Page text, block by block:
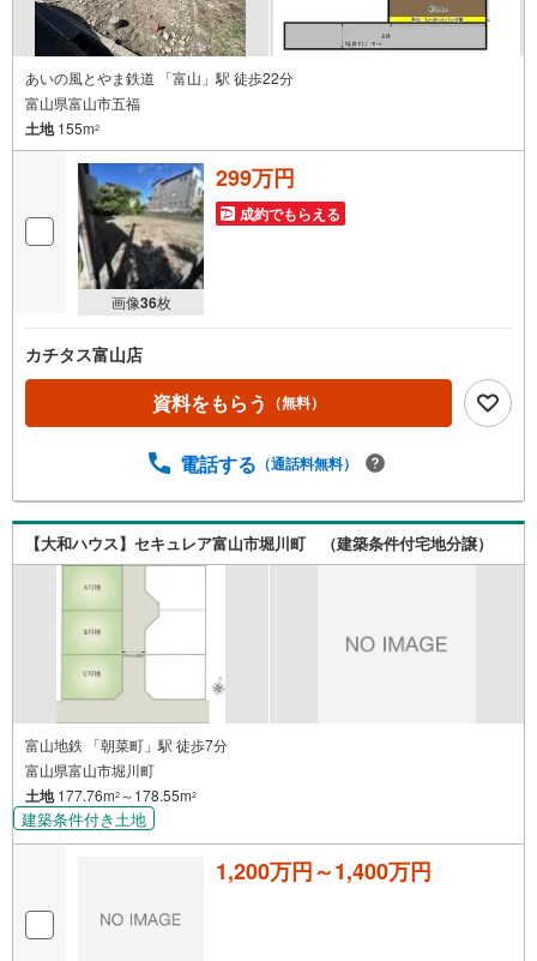
あいの風とやま鉄道 「富山」駅 徒歩22分
富山県富山市五福
土地155m2
画像36枚
299万円
成約でもらえる
カチタス富山店
資料をもらう （無料）
電話する （通話料無料）
【大和ハウス】セキュレア富山市堀川町 （建築条件付宅地分譲）
富山地鉄 「朝菜町」駅 徒歩7分
富山県富山市堀川町
土地177.76m2 ～178.55m2
建築条件付き土地
1,200万円～1,400万円